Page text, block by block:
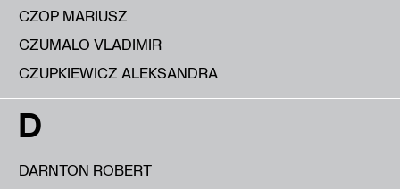
CZOP MARIUSZ
CZUMALO VLADIMIR
CZUPKIEWICZ ALEKSANDRA
D
DARNTON ROBERT